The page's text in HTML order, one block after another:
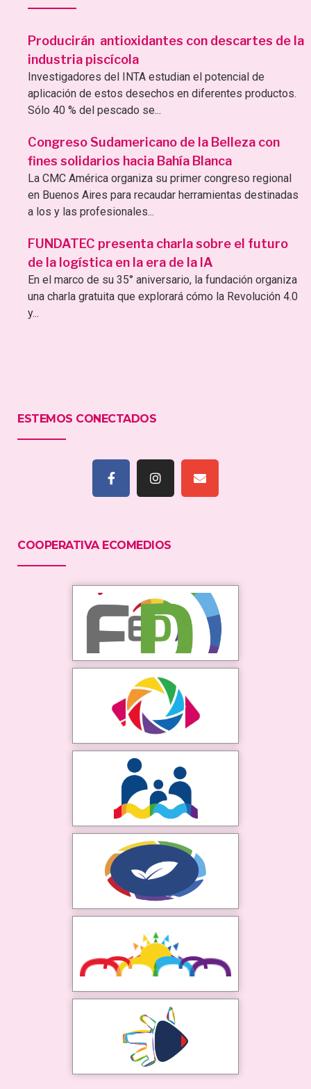
Producirán antioxidantes con descartes de la
industria piscícola
Investigadores del INTA estudian el potencial de
aplicación de estos desechos en diferentes productos.
Sólo 40 % del pescado se...
Congreso Sudamericano de la Belleza con
fines solidarios hacia Bahía Blanca
La CMC América organiza su primer congreso regional
en Buenos Aires para recaudar herramientas destinadas
a los y las profesionales...
FUNDATEC presenta charla sobre el futuro
de la logística en la era de la IA
En el marco de su 35° aniversario, la fundación organiza
una charla gratuita que explorará cómo la Revolución 4.0
y...
ESTEMOS CONECTADOS
COOPERATIVA ECOMEDIOS